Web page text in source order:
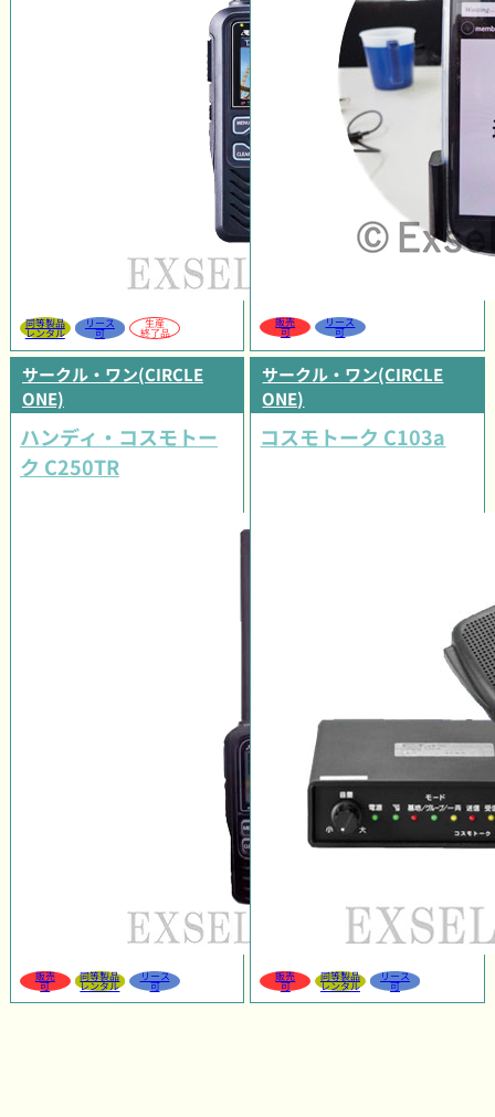
同等製品
レンタル
リース
可
生産
終了品
販売
可
リース
可
サークル・ワン(CIRCLE
ONE)
ハンディ・コスモトー
ク C250TR
販売
可
同等製品
レンタル
リース
可
サークル・ワン(CIRCLE
ONE)
コスモトーク C103a
販売
可
同等製品
レンタル
リース
可